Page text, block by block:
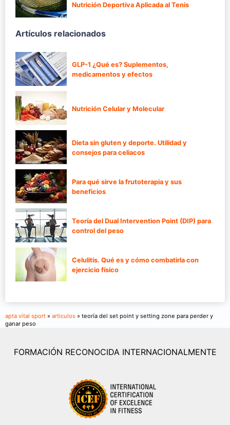
Nutrición Deportiva Aplicada al Tenis
Artículos relacionados
GLP-1 ¿Qué es? Suplementos,
medicamentos y efectos
Nutrición Celular y Molecular
Dieta sin gluten y deporte. Utilidad y
consejos para celiacos
Para qué sirve la frutoterapia y sus
beneficios
Teoría del Dual Intervention Point (DIP) para
control del peso
Celulitis. Qué es y cómo combatirla con
ejercicio físico
apta vital sport » articulos » teoría del set point y setting zone para perder y
ganar peso
FORMACIÓN RECONOCIDA INTERNACIONALMENTE